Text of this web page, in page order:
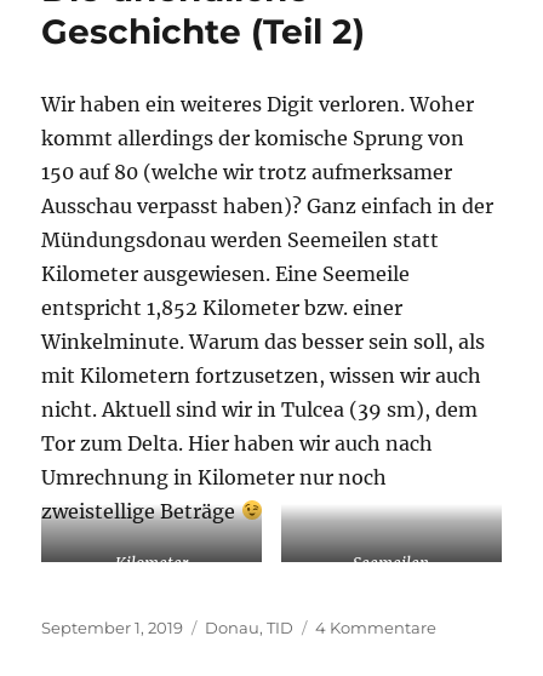
Geschichte (Teil 2)
Wir haben ein weiteres Digit verloren. Woher
kommt allerdings der komische Sprung von
150 auf 80 (welche wir trotz aufmerksamer
Ausschau verpasst haben)? Ganz einfach in der
Mündungsdonau werden Seemeilen statt
Kilometer ausgewiesen. Eine Seemeile
entspricht 1,852 Kilometer bzw. einer
Winkelminute. Warum das besser sein soll, als
mit Kilometern fortzusetzen, wissen wir auch
nicht. Aktuell sind wir in Tulcea (39 sm), dem
Tor zum Delta. Hier haben wir auch nach
Umrechnung in Kilometer nur noch
zweistellige Beträge
Kilometer Seemeilen
Veröffentlicht
September 1, 2019 Kategorien
Donau,TID 4 Kommentarezu